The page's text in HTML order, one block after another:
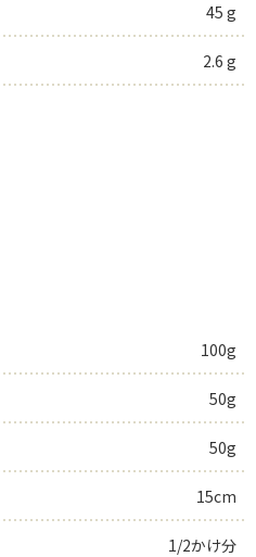
45 g
2.6 g
100g
50g
50g
15cm
1/2かけ分